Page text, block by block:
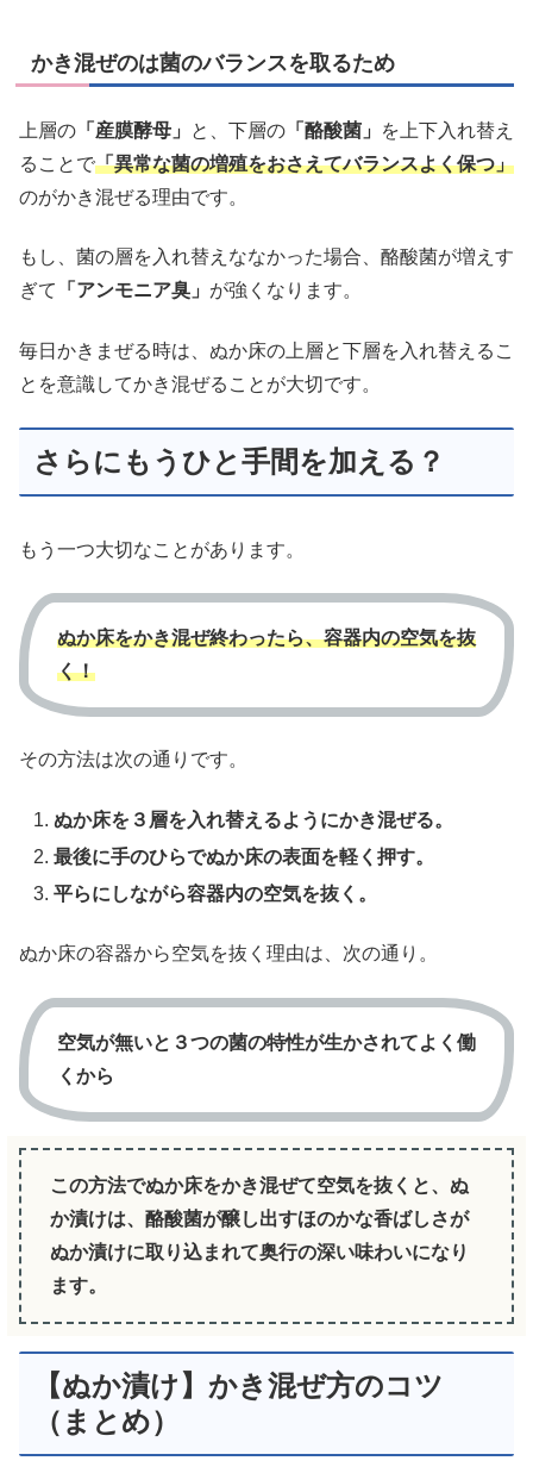
かき混ぜのは菌のバランスを取るため
上層の 「産膜酵母」 と、下層の 「酪酸菌」
を上下入れ替え
ることで「異常な菌の増殖をおさえてバランスよく保つ」
のがかき混ぜる理由です。
もし、菌の層を入れ替えななかった場合、酪酸菌が増えす
ぎて
「アンモニア臭」 が強くなります。
毎日かきまぜる時は、ぬか床の上層と下層を入れ替えるこ
とを意識してかき混ぜることが大切です。
さらにもうひと手間を加える？
もう一つ大切なことがあります。
ぬか床をかき混ぜ終わったら、容器内の空気を抜
く！
その方法は次の通りです。
ぬか床を３層を入れ替えるようにかき混ぜる。
最後に手のひらでぬか床の表面を軽く押す。
平らにしながら容器内の空気を抜く。
ぬか床の容器から空気を抜く理由は、次の通り。
空気が無いと３つの菌の特性が生かされてよく働
くから
この方法でぬか床をかき混ぜて空気を抜くと、ぬ
か漬けは、酪酸菌が醸し出すほのかな香ばしさが
ぬか漬けに取り込まれて奥行の深い味わいになり
ます。
【ぬか漬け】かき混ぜ方のコツ
（まとめ）